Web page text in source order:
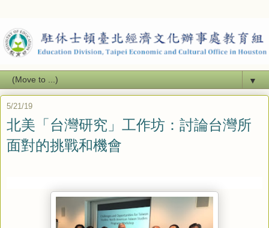
▼
5/21/19
北美「台灣研究」工作坊：討論台灣所
面對的挑戰和機會